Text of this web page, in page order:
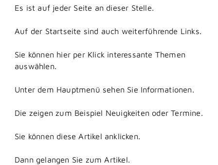
Es ist auf jeder Seite an dieser Stelle.
Auf der Startseite sind auch weiterführende Links.
Sie können hier per Klick interessante Themen
auswählen.
Unter dem Hauptmenü sehen Sie Informationen.
Die zeigen zum Beispiel Neuigkeiten oder Termine.
Sie können diese Artikel anklicken.
Dann gelangen Sie zum Artikel.